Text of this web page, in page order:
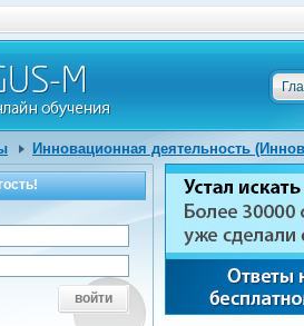
Инновационная деятельность
войти